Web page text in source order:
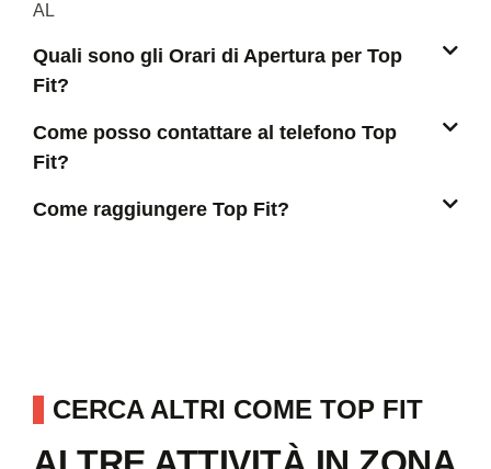
AL
Quali sono gli Orari di Apertura per Top
Fit?
Come posso contattare al telefono Top
Fit?
Come raggiungere Top Fit?
CERCA ALTRI COME TOP FIT